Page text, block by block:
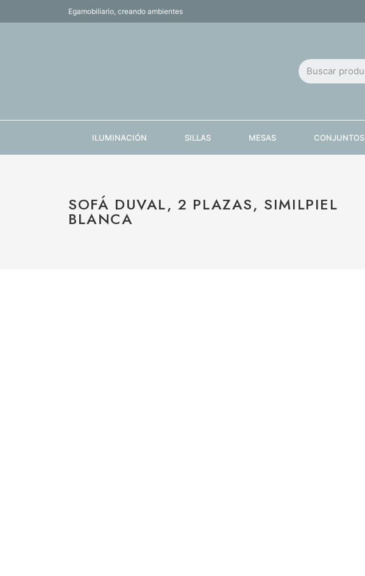
Egamobiliario, creando ambientes
ILUMINACIÓN SILLAS MESAS CONJUNTOS
SOFÁ DUVAL, 2 PLAZAS, SIMILPIEL
BLANCA